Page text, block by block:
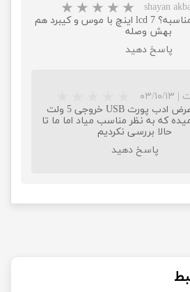
shayan
برای رزبری پای ۴ مناسبه؟ lcd 7 اینچ با موس و کیبرد هم
بهش وصله
پاسخ دهید
۰۳/۱۰/۱۳
سلام و عرض ادب پورت USB خروجی 5 ولت
میده که به نظر مناسب میاد اما ما تا
حالا بررسی نکردیم
پاسخ دهید